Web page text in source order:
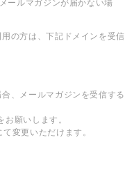
ールマガジンが届かない場
の方は、下記ドメインを受信
、メールマガジンを受信する
願いします。
て変更いただけます。